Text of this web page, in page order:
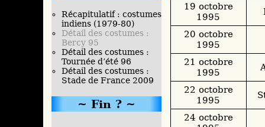
19 octobre
1995
20 octobre
1995
21 octobre
1995
22 octobre
1995
24 octobre
Récapitulatif : costumes
indiens (1979-80)
Détail des costumes :
Bercy 95
Détail des costumes :
Tournée d’été 96
Détail des costumes :
Stade de France 2009
Fin ?